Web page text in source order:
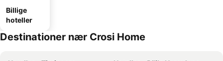
Billige
hoteller
Destinationer nær Crosi Home